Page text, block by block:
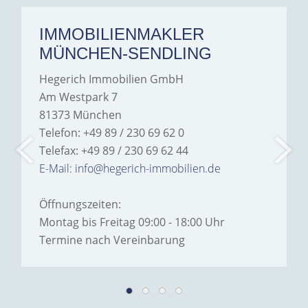
IMMOBILIENMAKLER
MÜNCHEN-SENDLING
Hegerich Immobilien GmbH
Am Westpark 7
81373 München
Telefon: +49 89 / 230 69 62 0
Telefax: +49 89 / 230 69 62 44
E-Mail: info@hegerich-immobilien.de
Öffnungszeiten:
Montag bis Freitag 09:00 - 18:00 Uhr
Termine nach Vereinbarung